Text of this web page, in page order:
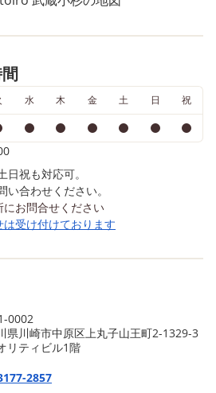
カ
おり
のり
れて
が完成
みて
☺︎🩷
者
保護
掲載
も更新
ゲさん達もいました◎
＾ その後ろ姿も癒され
＊* 次は、大きな水槽のト
ンネルに行きます（っ ‘ ᵕ ‘
オットセイさんがお散歩
ていました！ みんな少
っくりしたのか、適度な
を保ちつつじーっと見て
てお魚さんへ猛ダッシ
ュ！！！待てーε=(ﾉ,,･д･
水 木 金 土 日 祝
日祝も対応可。
い合わせください。
お問合せください
受け付けております
0002
県川崎市中原区上丸子山王町2-1329-3
リティビル1階
2857